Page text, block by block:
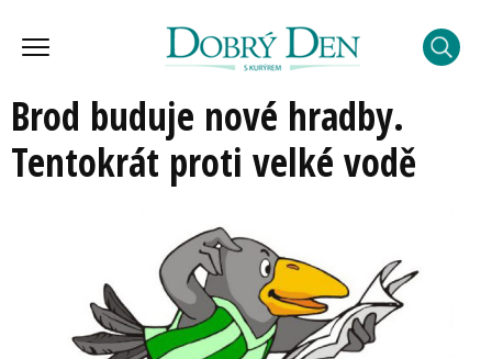
Brod buduje nové hradby.
Tentokrát proti velké vodě